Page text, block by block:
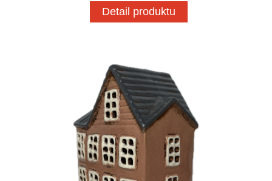
Detail produktu